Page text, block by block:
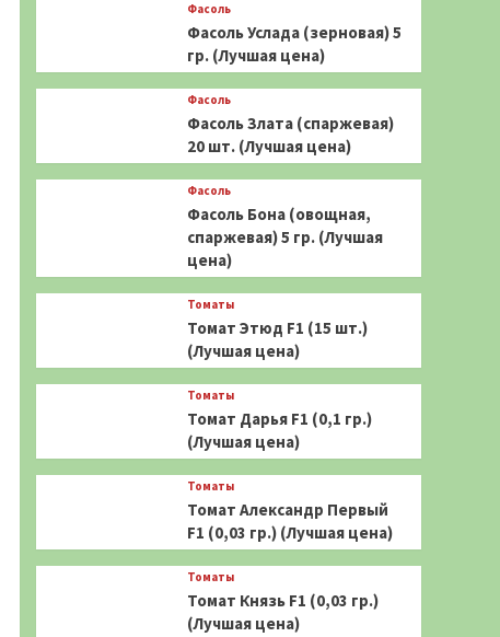
Фасоль
Фасоль Услада (зерновая) 5
гр. (Лучшая цена)
Фасоль
Фасоль Злата (спаржевая)
20 шт. (Лучшая цена)
Фасоль
Фасоль Бона (овощная,
спаржевая) 5 гр. (Лучшая
цена)
Томаты
Томат Этюд F1 (15 шт.)
(Лучшая цена)
Томаты
Томат Дарья F1 (0,1 гр.)
(Лучшая цена)
Томаты
Томат Александр Первый
F1 (0,03 гр.) (Лучшая цена)
Томаты
Томат Князь F1 (0,03 гр.)
(Лучшая цена)